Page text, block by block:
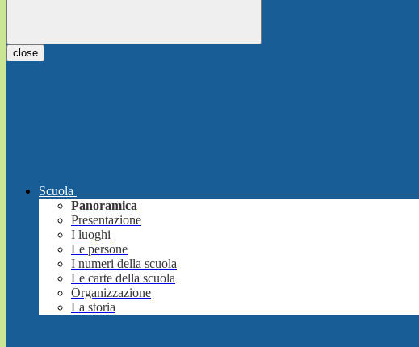
close
Scuola
Panoramica
Presentazione
I luoghi
Le persone
I numeri della scuola
Le carte della scuola
Organizzazione
La storia